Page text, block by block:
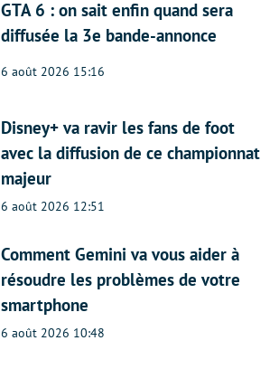
GTA 6 : on sait enfin quand sera
diffusée la 3e bande-annonce
6 août 2026 15:16
Disney+ va ravir les fans de foot
avec la diffusion de ce championnat
majeur
6 août 2026 12:51
Comment Gemini va vous aider à
résoudre les problèmes de votre
smartphone
6 août 2026 10:48